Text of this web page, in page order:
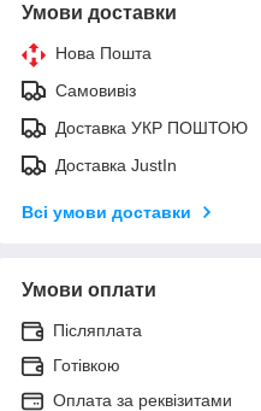
Умови доставки
Нова Пошта
Самовивіз
Доставка УКР ПОШТОЮ
Доставка JustIn
Всі умови доставки
Умови оплати
Післяплата
Готівкою
Оплата за реквізитами